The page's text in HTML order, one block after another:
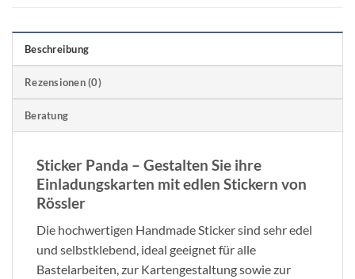
Beschreibung
Rezensionen (0)
Beratung
Sticker Panda – Gestalten Sie ihre
Einladungskarten mit edlen Stickern von
Rössler
Die hochwertigen Handmade Sticker sind sehr edel
und selbstklebend, ideal geeignet für alle
Bastelarbeiten, zur Kartengestaltung sowie zur